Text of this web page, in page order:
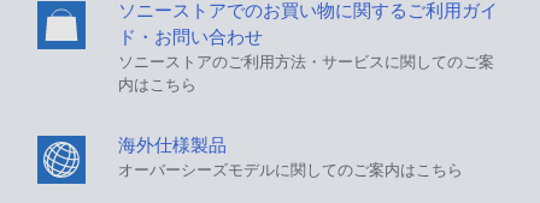
ソニーストアでのお買い物に関するご利用ガイ
ド・お問い合わせ
ソニーストアのご利用方法・サービスに関してのご案
内はこちら
海外仕様製品
オーバーシーズモデルに関してのご案内はこちら